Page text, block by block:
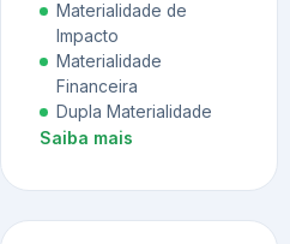
Materialidade de
Impacto
Materialidade
Financeira
Dupla Materialidade
Saiba mais